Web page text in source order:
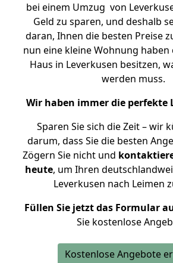
bei einem Umzug von
Geld zu sparen, und deshalb
daran, Ihnen die besten Preise
nun eine kleine Wohnung
Haus in Leverkusen besitzen,
werden muss.
Wir haben immer die perfekte
Sparen Sie sich die Zeit – wir
darum, dass Sie die besten
Zögern Sie nicht und
heute, um Ihren
Leverkusen nach Leimen
Füllen Sie jetzt das Formular
Sie kostenlose
Kostenlose Angebote